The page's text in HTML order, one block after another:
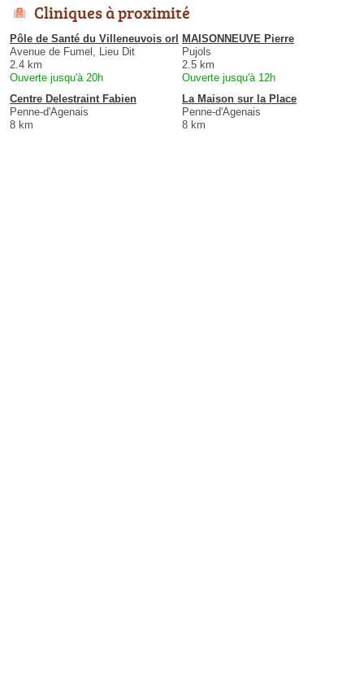
Cliniques à proximité
Pôle de Santé du Villeneuvois orl
Avenue de Fumel, Lieu Dit
2.4 km
Ouverte jusqu'à 20h
MAISONNEUVE Pierre
Pujols
2.5 km
Ouverte jusqu'à 12h
Centre Delestraint Fabien
Penne-d'Agenais
8 km
La Maison sur la Place
Penne-d'Agenais
8 km